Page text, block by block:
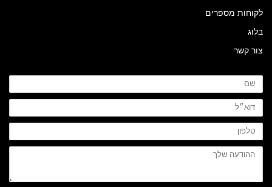
לקוחות מספרים
בלוג
צור קשר
שם
דוא״ל
טלפון
ההודעה
שלך